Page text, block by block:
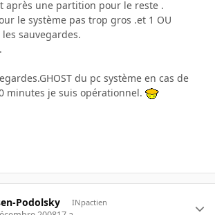
après une partition pour le reste .
le système pas trop gros .et 1 OU
sauvegardes.
du pc système en cas de
minutes je suis opérationnel.
Podolsky INpactien